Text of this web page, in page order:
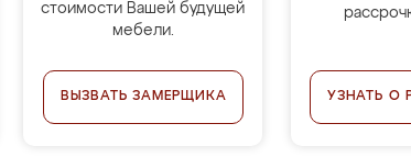
стоимости Вашей будущей
мебели.
ВЫЗВАТЬ ЗАМЕРЩИКА УЗНАТЬ О